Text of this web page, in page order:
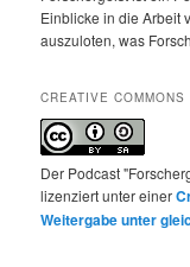
Einblicke in die Arbeit
auszuloten, was
CREATIVE COMMONS
Der Podcast
lizenziert unter einer
Weitergabe unter